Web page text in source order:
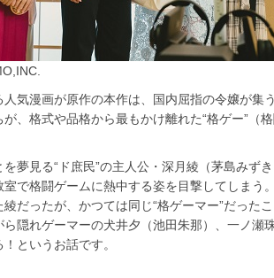
気漫画が原作の本作は、国内屈指の令嬢が
、格式や品格から最もかけ離れた“格ゲー”（
夢見る“ド庶民”の主人公・深月綾（茅島みず
で格闘ゲームに熱中する姿を目撃してしま
だったが、かつては同じ“格ゲーマー”だった
隠れゲーマーの犬井夕（池田朱那）、一ノ
というお話です。